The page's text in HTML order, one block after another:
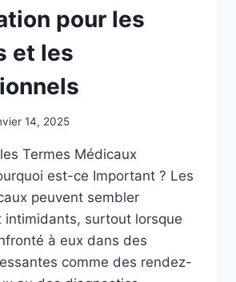
pour les
et les
14, 2025
Termes Médicaux
est-ce Important ? Les
peuvent sembler
intimidants, surtout lorsque
à eux dans des
comme des rendez-